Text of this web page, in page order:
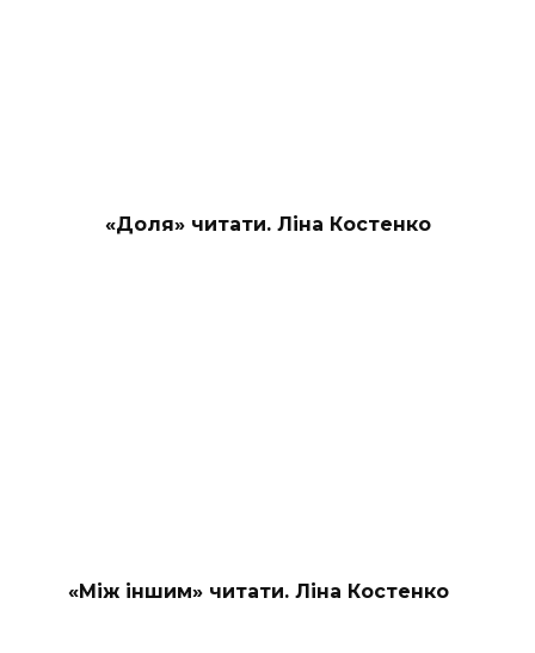
«Доля» читати. Ліна Костенко
«Між іншим» читати. Ліна Костенко